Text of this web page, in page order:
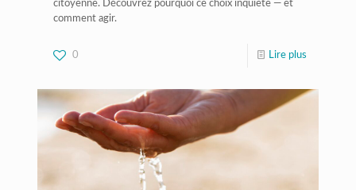
citoyenne. Découvrez pourquoi ce choix inquiète — et
comment agir.
0 Lire plus